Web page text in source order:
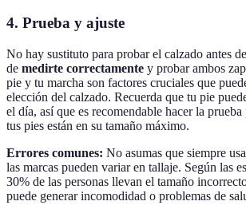
4. Prueba y ajuste
No hay sustituto para probar el calzado antes
de medirte correctamente y probar ambos
pie y tu marcha son factores cruciales que
elección del calzado. Recuerda que tu pie
el día, así que es recomendable hacer la
tus pies están en su tamaño máximo.
Errores comunes: No asumas que siempre
las marcas pueden variar en tallaje. Según las
30% de las personas llevan el tamaño
puede generar incomodidad o problemas de